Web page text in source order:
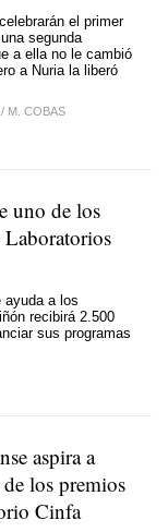
el primer
segunda
a ella no le cambió
a Nuria la liberó
/ M. COBAS
uno de los
ayuda a los
recibirá 2.500
sus programas
aspira a
los premios
Cinfa